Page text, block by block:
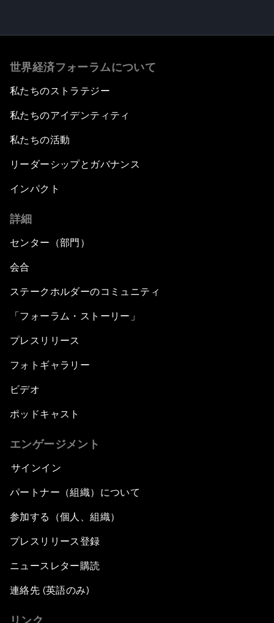
世界経済フォーラムについて
私たちのストラテジー
私たちのアイデンティティ
私たちの活動
リーダーシップとガバナンス
インパクト
詳細
センター（部門）
会合
ステークホルダーのコミュニティ
「フォーラム・ストーリー」
プレスリリース
フォトギャラリー
ビデオ
ポッドキャスト
エンゲージメント
サインイン
パートナー（組織）について
参加する（個人、組織）
プレスリリース登録
ニュースレター購読
連絡先 (英語のみ)
リンク